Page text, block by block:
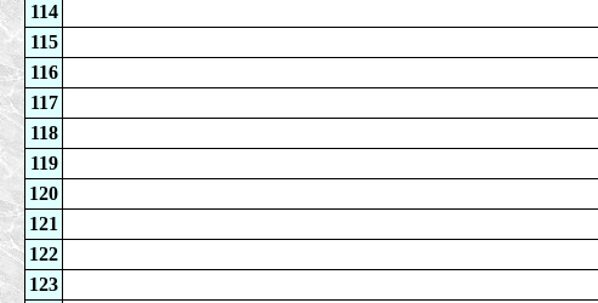
114
115
116
117
118
119
120
121
122
123